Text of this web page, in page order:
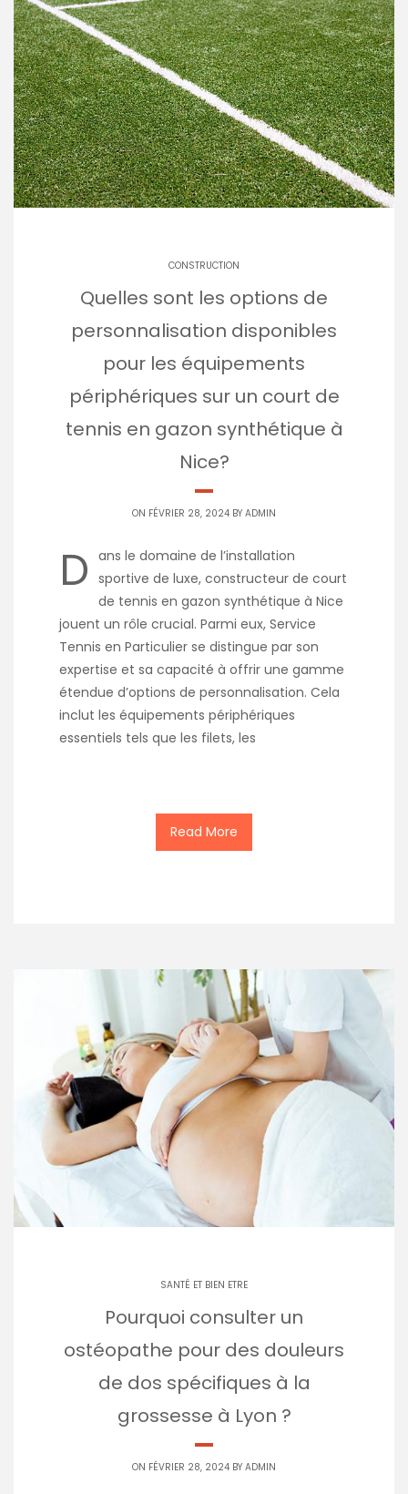
CONSTRUCTION
Quelles sont les options de
personnalisation disponibles
pour les équipements
périphériques sur un court de
tennis en gazon synthétique à
Nice?
ON FÉVRIER 28, 2024 BY ADMIN
D ans le domaine de l’installation
sportive de luxe, constructeur de court
de tennis en gazon synthétique à Nice
jouent un rôle crucial. Parmi eux, Service
Tennis en Particulier se distingue par son
expertise et sa capacité à offrir une gamme
étendue d’options de personnalisation. Cela
inclut les équipements périphériques
essentiels tels que les filets, les
Read More
SANTÉ ET BIEN ETRE
Pourquoi consulter un
ostéopathe pour des douleurs
de dos spécifiques à la
grossesse à Lyon ?
ON FÉVRIER 28, 2024 BY ADMIN